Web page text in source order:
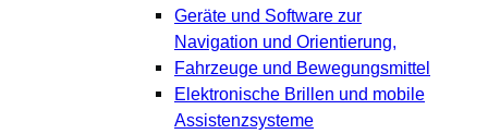
Geräte und Software zur
Navigation und Orientierung,
Fahrzeuge und Bewegungsmittel
Elektronische Brillen und mobile
Assistenzsysteme